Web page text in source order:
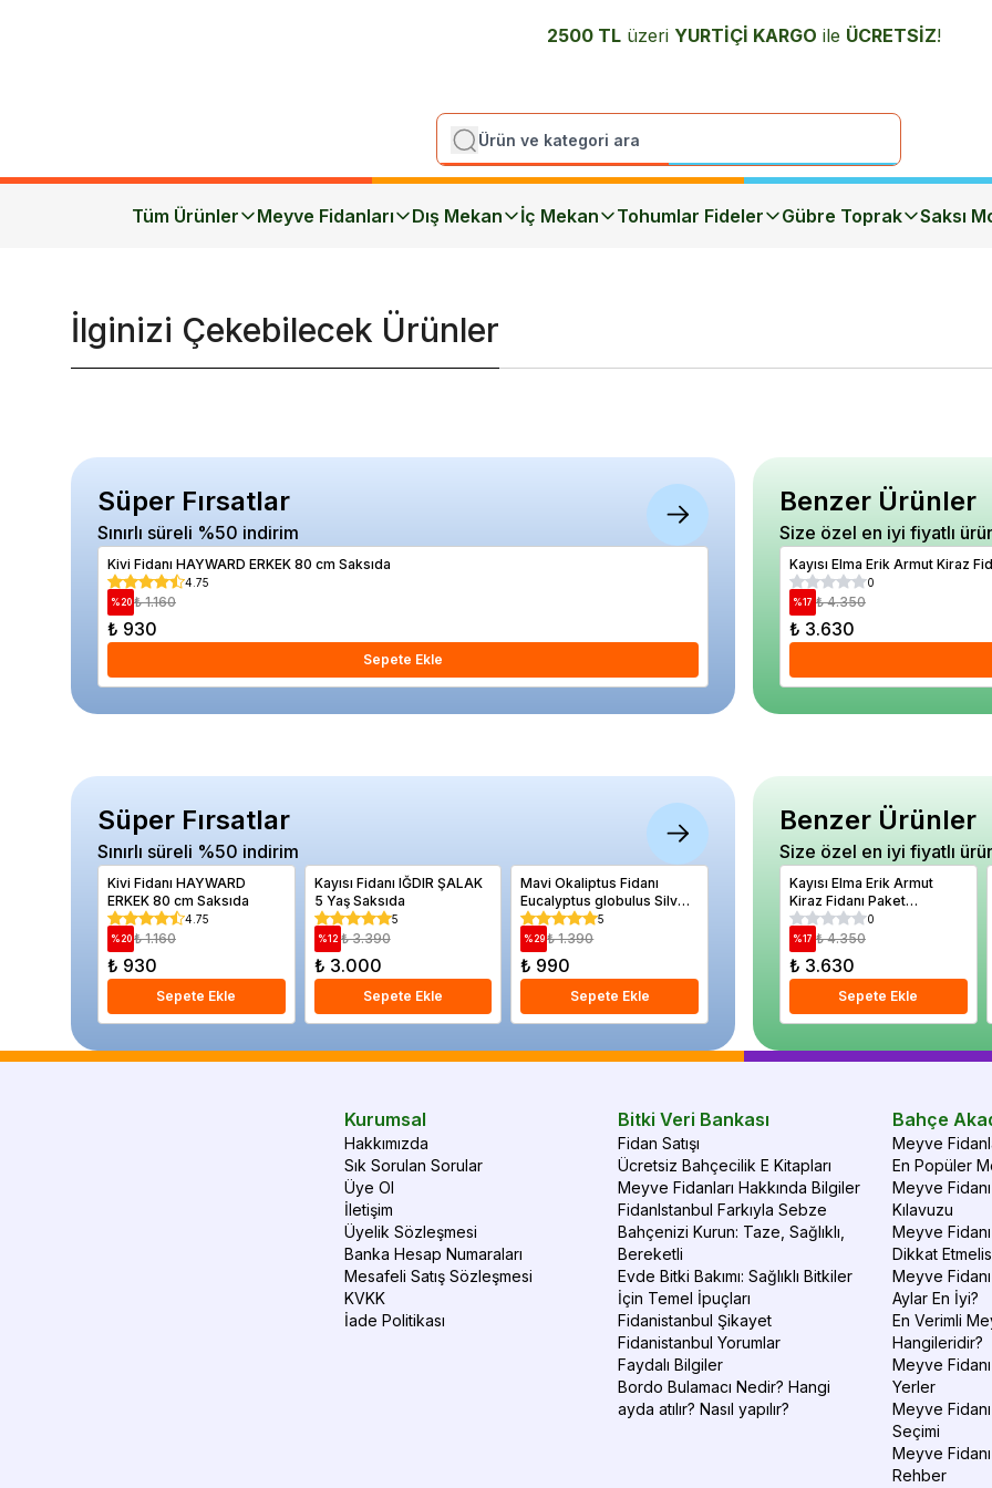
2500 TL üzeri YURTİÇİ KARGO ile ÜCRETSİZ!
Tüm Ürünler Meyve Fidanları Dış Mekan İç Mekan Tohumlar Fideler Gübre Toprak Saksı
İlginizi Çekebilecek Ürünler
Süper Fırsatlar
Sınırlı süreli %50 indirim
Kivi Fidanı HAYWARD ERKEK 80 cm Saksıda
4.75
%20 ₺ 1.160
₺ 930
Sepete Ekle
Kayısı Fidanı IĞDIR ŞALAK 5 Yaş Saksıda
5
₺ 3.390
Benzer Ürünler
Size özel en iyi fiyatlı
Kayısı Elma Erik Armut Kiraz
0
%17 ₺ 4.350
₺ 3.630
Süper Fırsatlar
Sınırlı süreli %50 indirim
Kivi Fidanı HAYWARD
ERKEK 80 cm Saksıda
4.75
%20 ₺ 1.160
₺ 930
Sepete Ekle
Kayısı Fidanı IĞDIR ŞALAK
5 Yaş Saksıda
5
%12 ₺ 3.390
₺ 3.000
Sepete Ekle
Mavi Okaliptus Fidanı
Eucalyptus globulus Silver
Drop 20 30 cm Saksıda
5
%29 ₺ 1.390
₺ 990
Sepete Ekle
Metal Yağdanlık 500 cc
5
Sepete Ekle
Ardıç
Blue
₺
₺
Benzer Ürünler
Size özel en iyi fiyatlı
Kayısı Elma Erik Armut
Kiraz Fidanı Paket
Kampanyası0
%17 ₺ 4.350
₺ 3.630
Sepete Ekle
Kurumsal
Hakkımızda
Sık Sorulan Sorular
Üye Ol
İletişim
Üyelik Sözleşmesi
Banka Hesap Numaraları
Mesafeli Satış Sözleşmesi
KVKK
İade Politikası
Bitki Veri Bankası
Fidan Satışı
Ücretsiz Bahçecilik E Kitapları
Meyve Fidanları Hakkında Bilgiler
FidanIstanbul Farkıyla Sebze
Bahçenizi Kurun: Taze, Sağlıklı,
Bereketli
Evde Bitki Bakımı: Sağlıklı Bitkiler
İçin Temel İpuçları
Fidanistanbul Şikayet
Fidanistanbul Yorumlar
Faydalı Bilgiler
Bordo Bulamacı Nedir? Hangi
ayda atılır? Nasıl yapılır?
Bahçe
Meyve
En Popüler
Meyve
Kılavuzu
Meyve
Dikkat
Meyve
Aylar En İyi?
En Verimli
Hangileridir?
Meyve
Yerler
Meyve
Seçimi
Meyve Fidanı
Rehber